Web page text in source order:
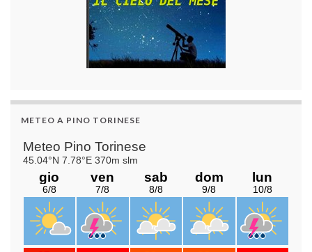
METEO A PINO TORINESE